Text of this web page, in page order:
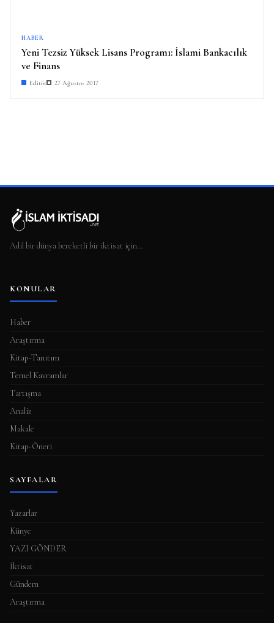
HABER
Yeni Tezsiz Yüksek Lisans Programı: İslami Bankacılık
ve Finans
Editör 27 Ağustos 2017
Adil bir dünya bereketli bir iktisat için…
KONULAR
Haber
Araştırma
Kitap-Tanıtım
Temel Kavramlar
Tartışma
Analiz
Makale
Kitap-Öneri
SAYFALAR
Yazarlar
Künye
YAZI GÖNDER
İktisat
Gündem
Araştırma